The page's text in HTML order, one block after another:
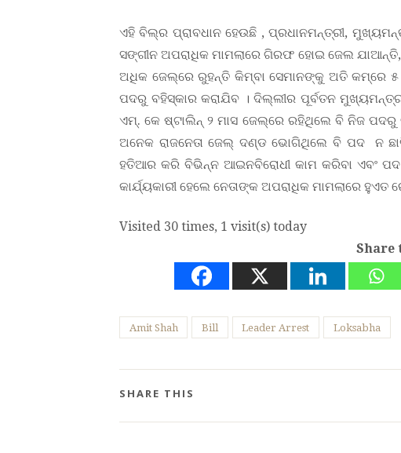
ଏହି ବିଲ୍‌ର ପ୍ରାବଧାନ ହେଉଛି , ପ୍ରଧାନମନ୍ତ୍ରୀ,
ସଙ୍ଗୀନ ଅପରାଧିକ ମାମଲାରେ ଗିରଫ ହୋଇ ଜେଲ ଯାଆନ୍ତି,
ଅଧିକ ଜେଲ୍‌ରେ ରୁହନ୍ତି କିମ୍ବା ସେମାନଙ୍କୁ ଅତି କମ୍‌ରେ ୫
ପଦରୁ ବହିସ୍କାର କରାଯିବ । ଦିଲ୍ଲୀର ପୂର୍ବତନ
ଏମ୍‌. କେ ଷ୍ଟାଲିନ୍ ୨ ମାସ ଜେଲ୍‌ରେ ରହିଥିଲେ ବି ନିଜ
ଅନେକ ରାଜନେତା ଜେଲ୍ ଦଣ୍ଡ ଭୋଗିଥିଲେ ବି ପଦ ନ
ହତିଆର କରି ବିଭିନ୍ନ ଆଇନବିରୋଧୀ କାମ କରିବା ଏବଂ
କାର୍ଯ୍ୟକାରୀ ହେଲେ ନେତାଙ୍‌କ ଅପରାଧିକ ମାମଲାରେ ହୁଏତ
Visited 30 times, 1 visit(s) today
Share
Amit Shah Bill Leader Arrest Loksabha
SHARE THIS